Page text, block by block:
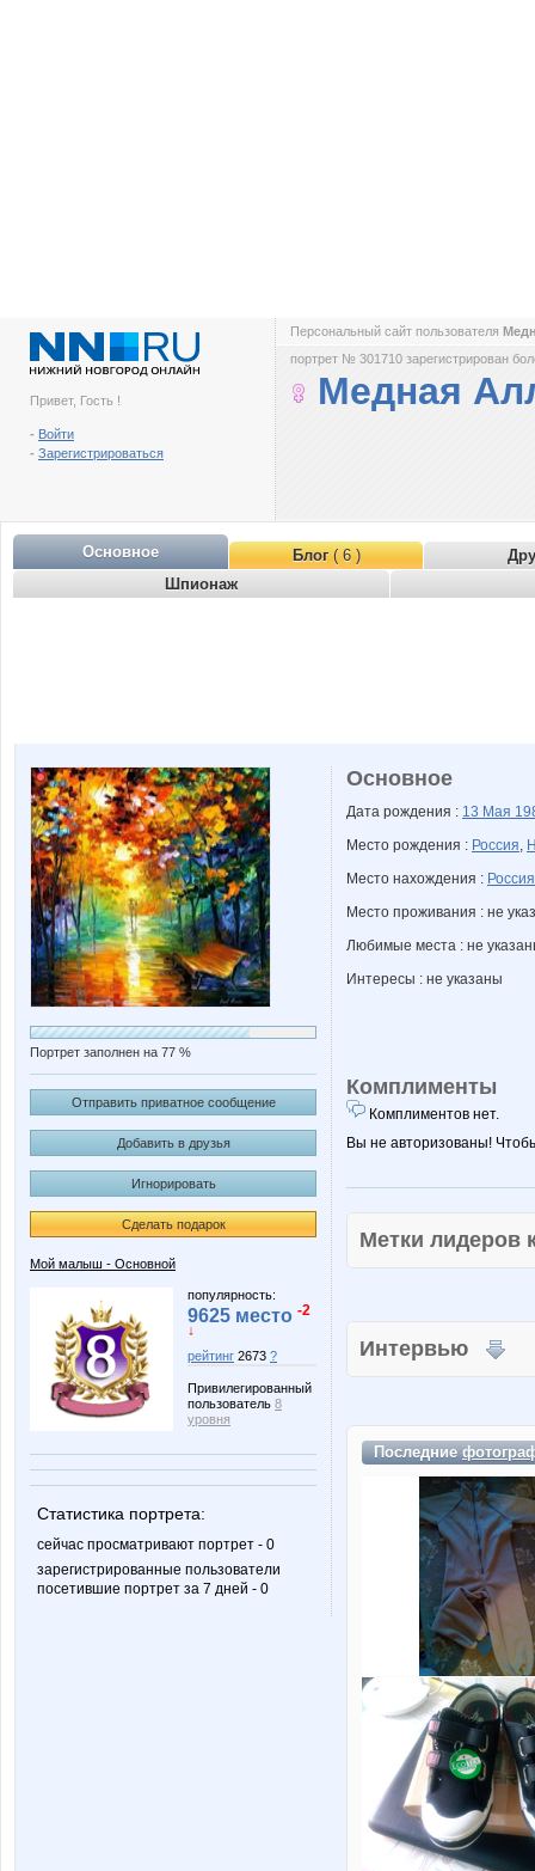
Привет, Гость !
- Войти
- Зарегистрироваться
Персональный сайт пользователя
портрет № 301710 зарегистрирован
Медная
Основное Блог( 6 )
Шпионаж
Портрет заполнен на 77 %
Отправить приватное сообщение
Добавить в друзья
Игнорировать
Сделать подарок
Мой малыш - Основной
популярность:
9625 место -2
↓
рейтинг 2673 ?
Привилегированный
пользователь 8
уровня
Статистика портрета:
сейчас просматривают портрет - 0
зарегистрированные пользователи
посетившие портрет за 7 дней - 0
Основное
Дата рождения : 13 Мая
Место рождения : Россия,
Место нахождения : Россия
Место проживания : не
Любимые места : не
Интересы : не указаны
Комплименты
Комплиментов нет.
Вы не авторизованы!
Метки
Интервью
Последние